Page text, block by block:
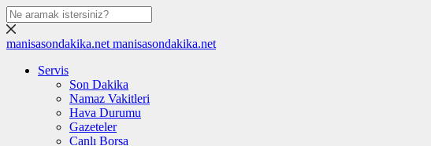
manisasondakika.net manisasondakika.net
Servis
Son Dakika
Namaz Vakitleri
Hava Durumu
Gazeteler
Canlı Borsa